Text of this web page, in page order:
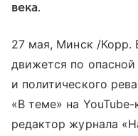
века.
27 мая, Минск /Корр.
движется по
и политического
«В теме» на
редактор журнала